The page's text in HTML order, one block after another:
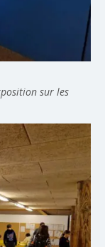
sur les